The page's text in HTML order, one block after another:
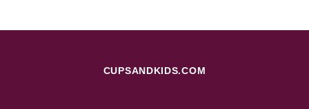
CUPSANDKIDS.COM